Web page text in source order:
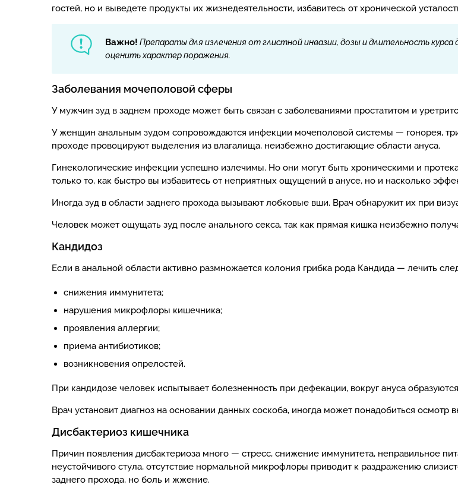
гостей, но и выведете продукты их жизнедеятельности, избавитесь от хронической
Важно! Препараты для излечения от глистной инвазии, дозы и длительность
оценить характер поражения.
Заболевания мочеполовой сферы
У мужчин зуд в заднем проходе может быть связан с заболеваниями простатитом и
У женщин анальным зудом сопровождаются инфекции мочеполовой системы — гонорея,
проходе провоцируют выделения из влагалища, неизбежно достигающие области ануса.
Гинекологические инфекции успешно излечимы. Но они могут быть хроническими и
только то, как быстро вы избавитесь от неприятных ощущений в анусе, но и насколько
Иногда зуд в области заднего прохода вызывают лобковые вши. Врач обнаружит их при
Человек может ощущать зуд после анального секса, так как прямая кишка неизбежно
Кандидоз
Если в анальной области активно размножается колония грибка рода Кандида — лечить
снижения иммунитета;
нарушения микрофлоры кишечника;
проявления аллергии;
приема антибиотиков;
возникновения опрелостей.
При кандидозе человек испытывает болезненность при дефекации, вокруг ануса
Врач установит диагноз на основании данных соскоба, иногда может понадобиться
Дисбактериоз кишечника
Причин появления дисбактериоза много — стресс, снижение иммунитета, неправильное
неустойчивого стула, отсутствие нормальной микрофлоры приводит к раздражению
заднего прохода, но боль и жжение.